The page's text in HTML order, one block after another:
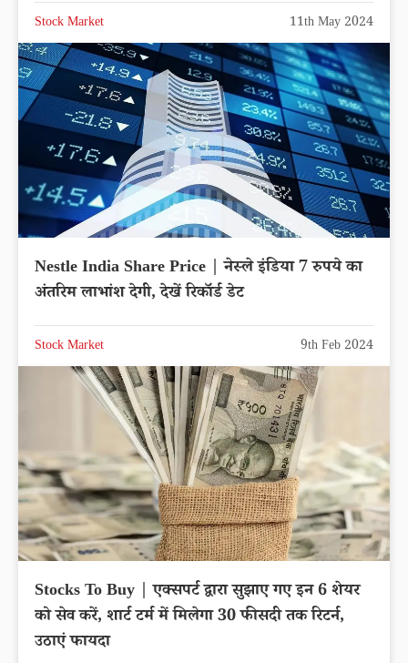
Stock Market 11th May 2024
Nestle India Share Price | नेस्ले इंडिया 7 रुपये का
अंतरिम लाभांश देगी, देखें रिकॉर्ड डेट
Stock Market 9th Feb 2024
Stocks To Buy | एक्सपर्ट द्वारा सुझाए गए इन 6 शेयर
को सेव करें, शार्ट टर्म में मिलेगा 30 फीसदी तक रिटर्न,
उठाएं फायदा